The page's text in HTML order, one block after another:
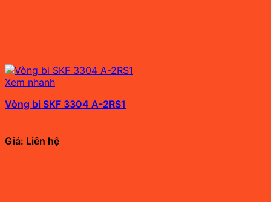
Xem nhanh
Vòng bi SKF 3304 A-2RS1
Giá: Liên hệ